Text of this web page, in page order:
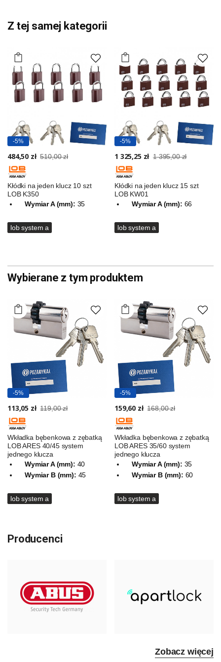
Z tej samej kategorii
-5%
484,50 zł 510,00 zł
Kłódki na jeden klucz 10 szt
LOB K350
Wymiar A (mm): 35
lob system a
-5%
1 325,25 zł 1 395,00 zł
Kłódki na jeden klucz 15 szt
LOB KW01
Wymiar A (mm): 66
lob system a
Wybierane z tym produktem
-5%
113,05 zł 119,00 zł
Wkładka bębenkowa z zębatką
LOB ARES 40/45 system
jednego klucza
Wymiar A (mm): 40
Wymiar B (mm): 45
lob system a
-5%
159,60 zł 168,00 zł
Wkładka bębenkowa z zębatką
LOB ARES 35/60 system
jednego klucza
Wymiar A (mm): 35
Wymiar B (mm): 60
lob system a
Producenci
Zobacz więcej